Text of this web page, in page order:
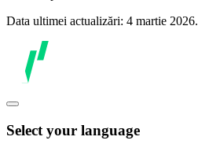
Data ultimei actualizări: 4 martie 2026.
Select your language